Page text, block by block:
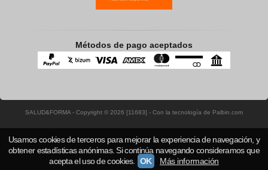
Métodos de pago aceptados
SALUD&FORMA- Copyright © 2026 [11683] - Con la tecnología de Palbin.com
Usamos cookies de terceros para mejorar la experiencia de navegación, y
obtener estadísticas anónimas. Si continúa navegando consideramos que
acepta el uso de cookies.
OK Más información